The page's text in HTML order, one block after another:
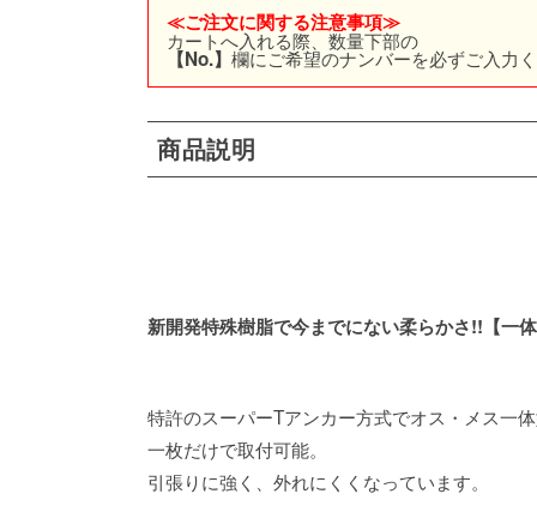
≪ご注文に関する注意事項≫
カートへ入れる際、数量下部の
【No.】欄にご希望のナンバーを必ずご入力
商品説明
新開発特殊樹脂で今までにない柔らかさ!!【一
特許のスーパーTアンカー方式でオス・メス一
一枚だけで取付可能。
引張りに強く、外れにくくなっています。